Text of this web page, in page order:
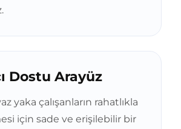
Dostu Arayüz
yaka çalışanların rahatlıkla
için sade ve erişilebilir bir